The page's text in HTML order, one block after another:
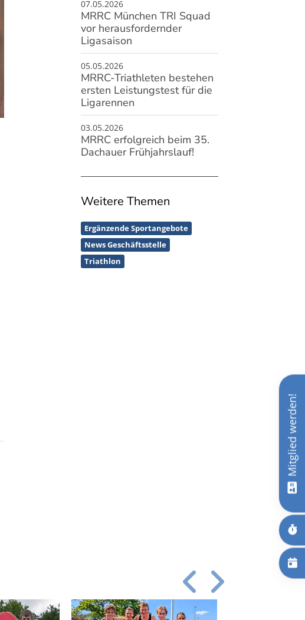
07.05.2026
MRRC München TRI Squad
vor herausfordernder
Ligasaison
05.05.2026
MRRC-Triathleten bestehen
ersten Leistungstest für die
Ligarennen
03.05.2026
MRRC erfolgreich beim 35.
Dachauer Frühjahrslauf!
Weitere Themen
Ergänzende Sportangebote
News Geschäftsstelle
Triathlon
Mitglied werden!